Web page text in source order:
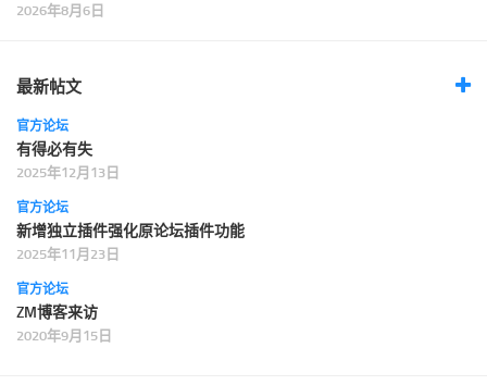
2026年8月6日
最新帖文
官方论坛
有得必有失
2025年12月13日
官方论坛
新增独立插件强化原论坛插件功能
2025年11月23日
官方论坛
ZM博客来访
2020年9月15日